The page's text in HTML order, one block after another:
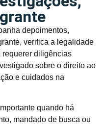
depoimentos,
verifica a legalidade
requerer diligências
sobre o direito ao
e cuidados na
quando há
mandado de busca ou